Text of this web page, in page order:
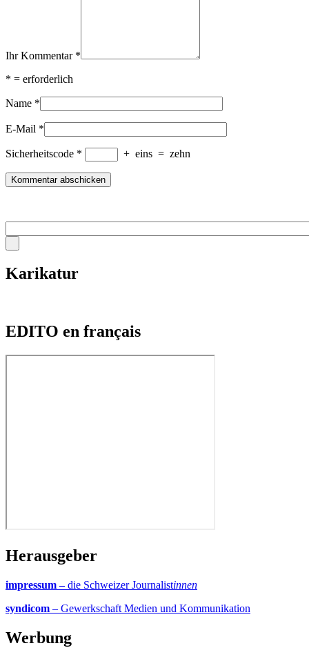
Ihr Kommentar *
* = erforderlich
Name *
E-Mail *
Sicherheitscode * + eins = zehn
Karikatur
EDITO en français
Herausgeber
impressum –die Schweizer Journalistinnen
syndicom – Gewerkschaft Medien und Kommunikation
Werbung